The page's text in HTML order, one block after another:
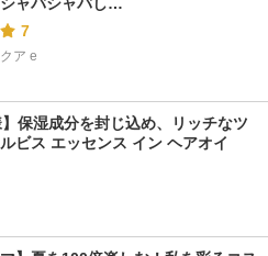
7
ア e
】保湿成分を封じ込め、リッチなツ
ビス エッセンス イン ヘアオイ